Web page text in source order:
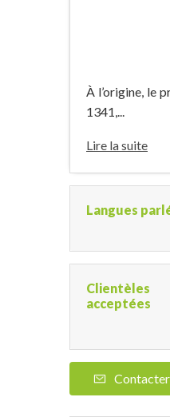
À l’origine, le
1341,...
Lire la suite
Langues
Clientèles
acceptées